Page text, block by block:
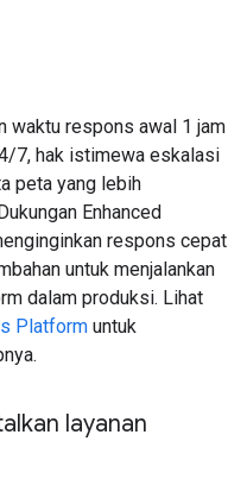
waktu respons awal 1 jam
7, hak istimewa eskalasi
peta yang lebih
Enhanced
respons cepat
untuk menjalankan
dalam produksi. Lihat
Platform untuk
layanan